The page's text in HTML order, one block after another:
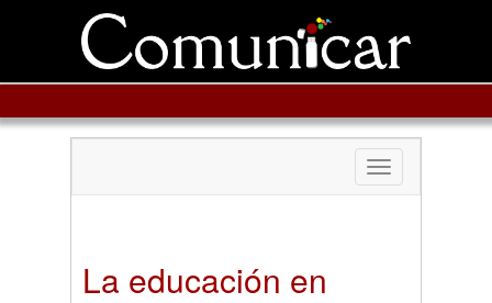
Toggle
navigation
La educación en